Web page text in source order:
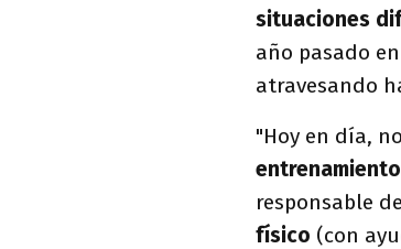
situaciones
año pasado
atravesando
"Hoy en día,
entrenamiento
responsable
físico (con